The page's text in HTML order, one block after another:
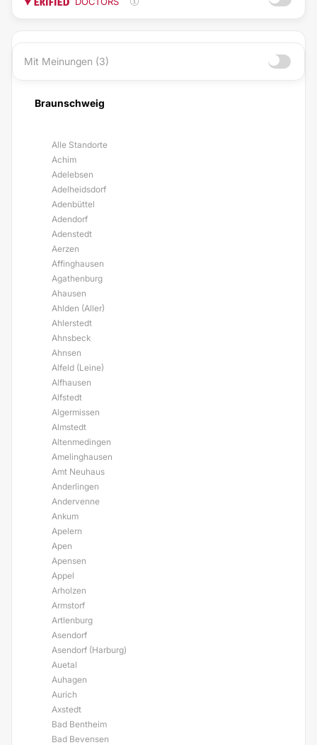
Mit Meinungen (3)
Braunschweig
Alle Standorte
Achim
Adelebsen
Adelheidsdorf
Adenbüttel
Adendorf
Adenstedt
Aerzen
Affinghausen
Agathenburg
Ahausen
Ahlden (Aller)
Ahlerstedt
Ahnsbeck
Ahnsen
Alfeld (Leine)
Alfhausen
Alfstedt
Algermissen
Almstedt
Altenmedingen
Amelinghausen
Amt Neuhaus
Anderlingen
Andervenne
Ankum
Apelern
Apen
Apensen
Appel
Arholzen
Armstorf
Artlenburg
Asendorf
Asendorf (Harburg)
Auetal
Auhagen
Aurich
Axstedt
Bad Bentheim
Bad Bevensen